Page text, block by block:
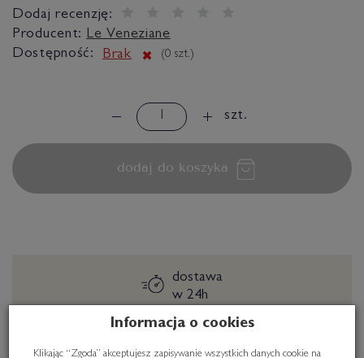
Dodaj recenzję:
Producent: Le Veneziane
Dostępność:
Brak (0 szt.)
szt.
dodaj do koszyka
dostawa
w 24h
Informacja o cookies
Klikając “Zgoda” akceptujesz zapisywanie wszystkich danych cookie na